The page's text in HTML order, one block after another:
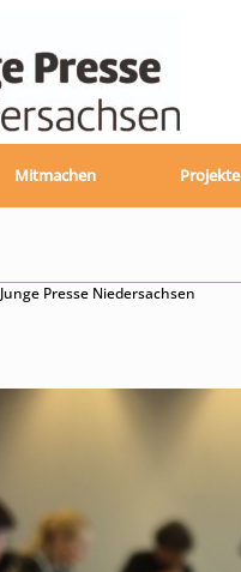
Mitmachen Projekte
Junge Presse Niedersachsen